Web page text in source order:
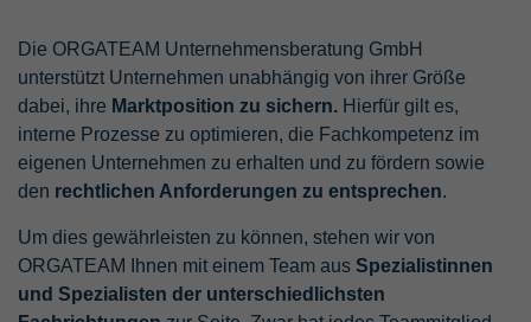
Die ORGATEAM Unternehmensberatung GmbH
unterstützt Unternehmen unabhängig von ihrer Größe
dabei, ihre Marktposition zu sichern. Hierfür gilt es,
interne Prozesse zu optimieren, die Fachkompetenz im
eigenen Unternehmen zu erhalten und zu fördern sowie
den rechtlichen Anforderungen zu entsprechen.
Um dies gewährleisten zu können, stehen wir von
ORGATEAM Ihnen mit einem Team aus Spezialistinnen
und Spezialisten der unterschiedlichsten